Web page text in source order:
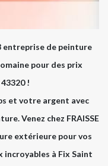
entreprise de peinture
pour des prix
!
et votre argent avec
Venez chez FRAISSE
extérieure pour vos
incroyables à Fix Saint